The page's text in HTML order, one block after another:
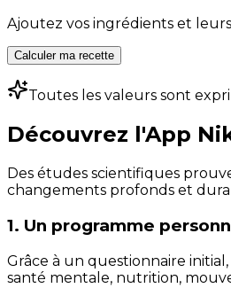
Ajoutez vos ingrédients et
Calculer ma recette
Toutes les valeurs sont
Découvrez l'App
Des études scientifiques
changements profonds et
1. Un programme
Grâce à un questionnaire
santé mentale, nutrition,